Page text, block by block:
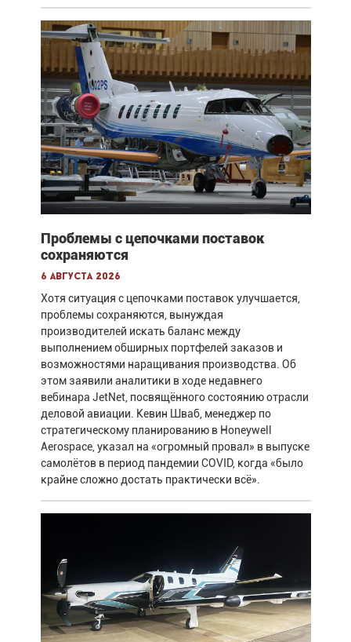
Проблемы с цепочками поставок
сохраняются
6 августа 2026
Хотя ситуация с цепочками поставок улучшается,
проблемы сохраняются, вынуждая
производителей искать баланс между
выполнением обширных портфелей заказов и
возможностями наращивания производства. Об
этом заявили аналитики в ходе недавнего
вебинара JetNet, посвящённого состоянию отрасли
деловой авиации. Кевин Шваб, менеджер по
стратегическому планированию в Honeywell
Aerospace, указал на «огромный провал» в выпуске
самолётов в период пандемии COVID, когда «было
крайне сложно достать практически всё».